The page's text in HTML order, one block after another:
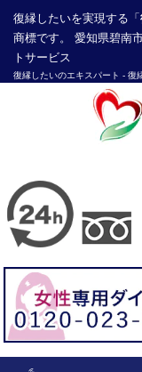
復縁したいを実現する「
商標です。 愛知県碧南
トサービス
復縁したいのエキスパート - 復
探偵業届出登録番号30210286号